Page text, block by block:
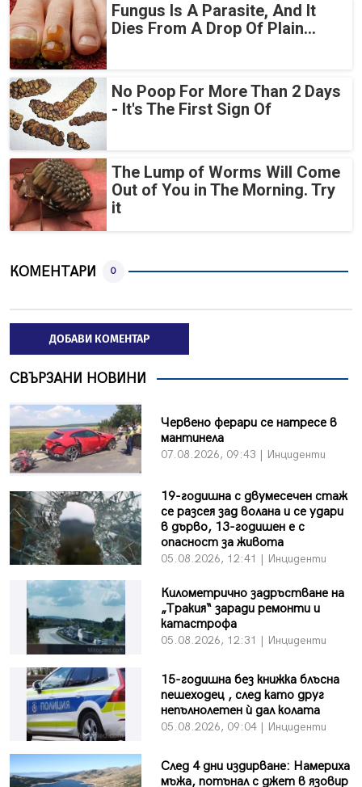
Fungus Is A Parasite, And It
Dies From A Drop Of Plain...
No Poop For More Than 2 Days
- It's The First Sign Of
The Lump of Worms Will Come
Out of You in The Morning. Try
it
КОМЕНТАРИ 0
ДОБАВИ КОМЕНТАР
СВЪРЗАНИ НОВИНИ
Червено ферари се натресе в
мантинела
07.08.2026, 09:43 | Инциденти
19-годишна с двумесечен стаж
се разсея зад волана и се удари
в дърво, 13-годишен е с
опасност за живота
05.08.2026, 12:41 | Инциденти
Километрично задръстване на
„Тракия“ заради ремонти и
катастрофа
05.08.2026, 12:31 | Инциденти
15-годишна без книжка блъсна
пешеходец , след като друг
непълнолетен ѝ дал колата
05.08.2026, 09:04 | Инциденти
След 4 дни издирване: Намериха
мъжа, потънал с джет в язовир